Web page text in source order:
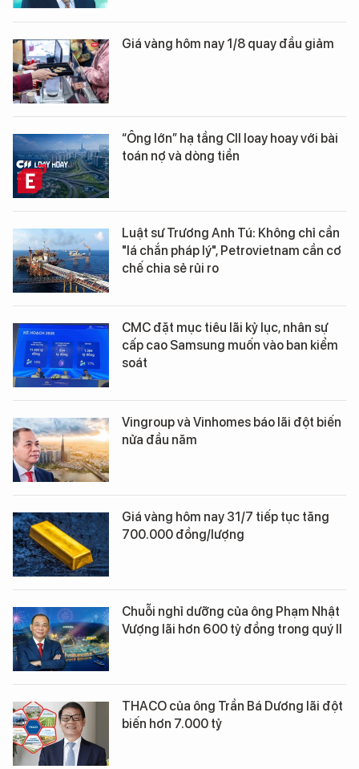
Giá vàng hôm nay 1/8 quay đầu giảm
“Ông lớn” hạ tầng CII loay hoay với bài
toán nợ và dòng tiền
Luật sư Trương Anh Tú: Không chỉ cần
"lá chắn pháp lý", Petrovietnam cần cơ
chế chia sẻ rủi ro
CMC đặt mục tiêu lãi kỷ lục, nhân sự
cấp cao Samsung muốn vào ban kiểm
soát
Vingroup và Vinhomes báo lãi đột biến
nửa đầu năm
Giá vàng hôm nay 31/7 tiếp tục tăng
700.000 đồng/lượng
Chuỗi nghỉ dưỡng của ông Phạm Nhật
Vượng lãi hơn 600 tỷ đồng trong quý II
THACO của ông Trần Bá Dương lãi đột
biến hơn 7.000 tỷ